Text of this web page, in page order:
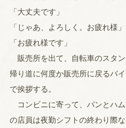
「大丈夫です」
「じゃあ、よろしく。お疲れ様」
「お疲れ様です」
販売所を出て、自転車のスタン
帰り道に何度か販売所に戻るバ
で挨拶する。
コンビニに寄って、パンとハ
の店員は夜勤シフトの終わり際